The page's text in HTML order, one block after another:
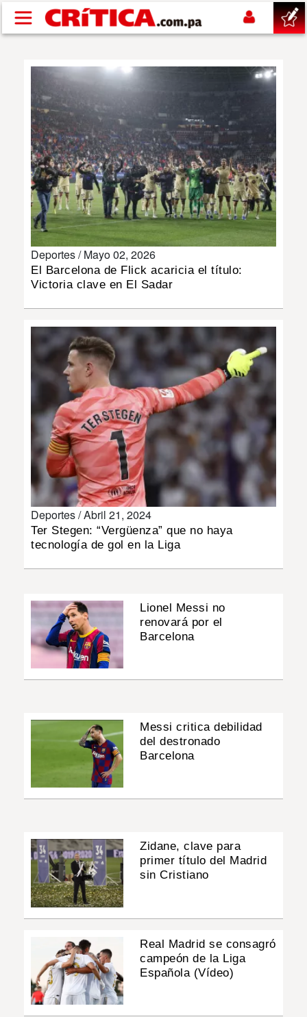
Pasar al contenido principal
SUCESOS
NACIONAL
POLÍTICA
SHOW
DEPORTES
INSÓLITAS
MULTIMEDIA
IMPRESO
Deportes /Mayo 02, 2026
El Barcelona de Flick acaricia el título:
Victoria clave en El Sadar
Deportes /Abril 21, 2024
Ter Stegen: “Vergüenza” que no haya
tecnología de gol en la Liga
Lionel Messi no
renovará por el
Barcelona
Messi critica debilidad
del destronado
Barcelona
Zidane, clave para
primer título del Madrid
sin Cristiano
Real Madrid se consagró
campeón de la Liga
Española (Vídeo)